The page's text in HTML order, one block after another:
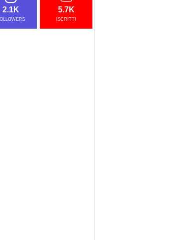
2.1K 5.7K
ISCRITTI